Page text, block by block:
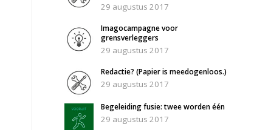
29 augustus 2017
Imagocampagne voor
grensverleggers
29 augustus 2017
Redactie? (Papier is meedogenloos.)
29 augustus 2017
Begeleiding fusie: twee worden één
29 augustus 2017